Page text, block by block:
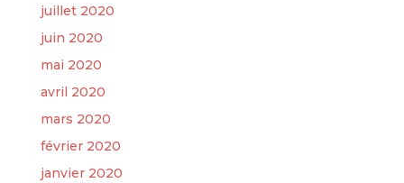
juillet 2020
juin 2020
mai 2020
avril 2020
mars 2020
février 2020
janvier 2020